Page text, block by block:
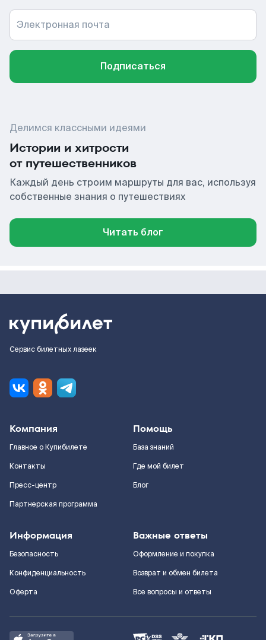
Электронная почта
Подписаться
Делимся классными идеями
Истории и хитрости
от путешественников
Каждый день строим маршруты для вас, используя
собственные знания о путешествиях
Читать блог
Сервис билетных лазеек
Компания
Главное о Купибилете
Контакты
Пресс-центр
Партнерская программа
Помощь
База знаний
Где мой билет
Блог
Информация
Безопасность
Конфиденциальность
Оферта
Важные ответы
Оформление и покупка
Возврат и обмен билета
Все вопросы и ответы